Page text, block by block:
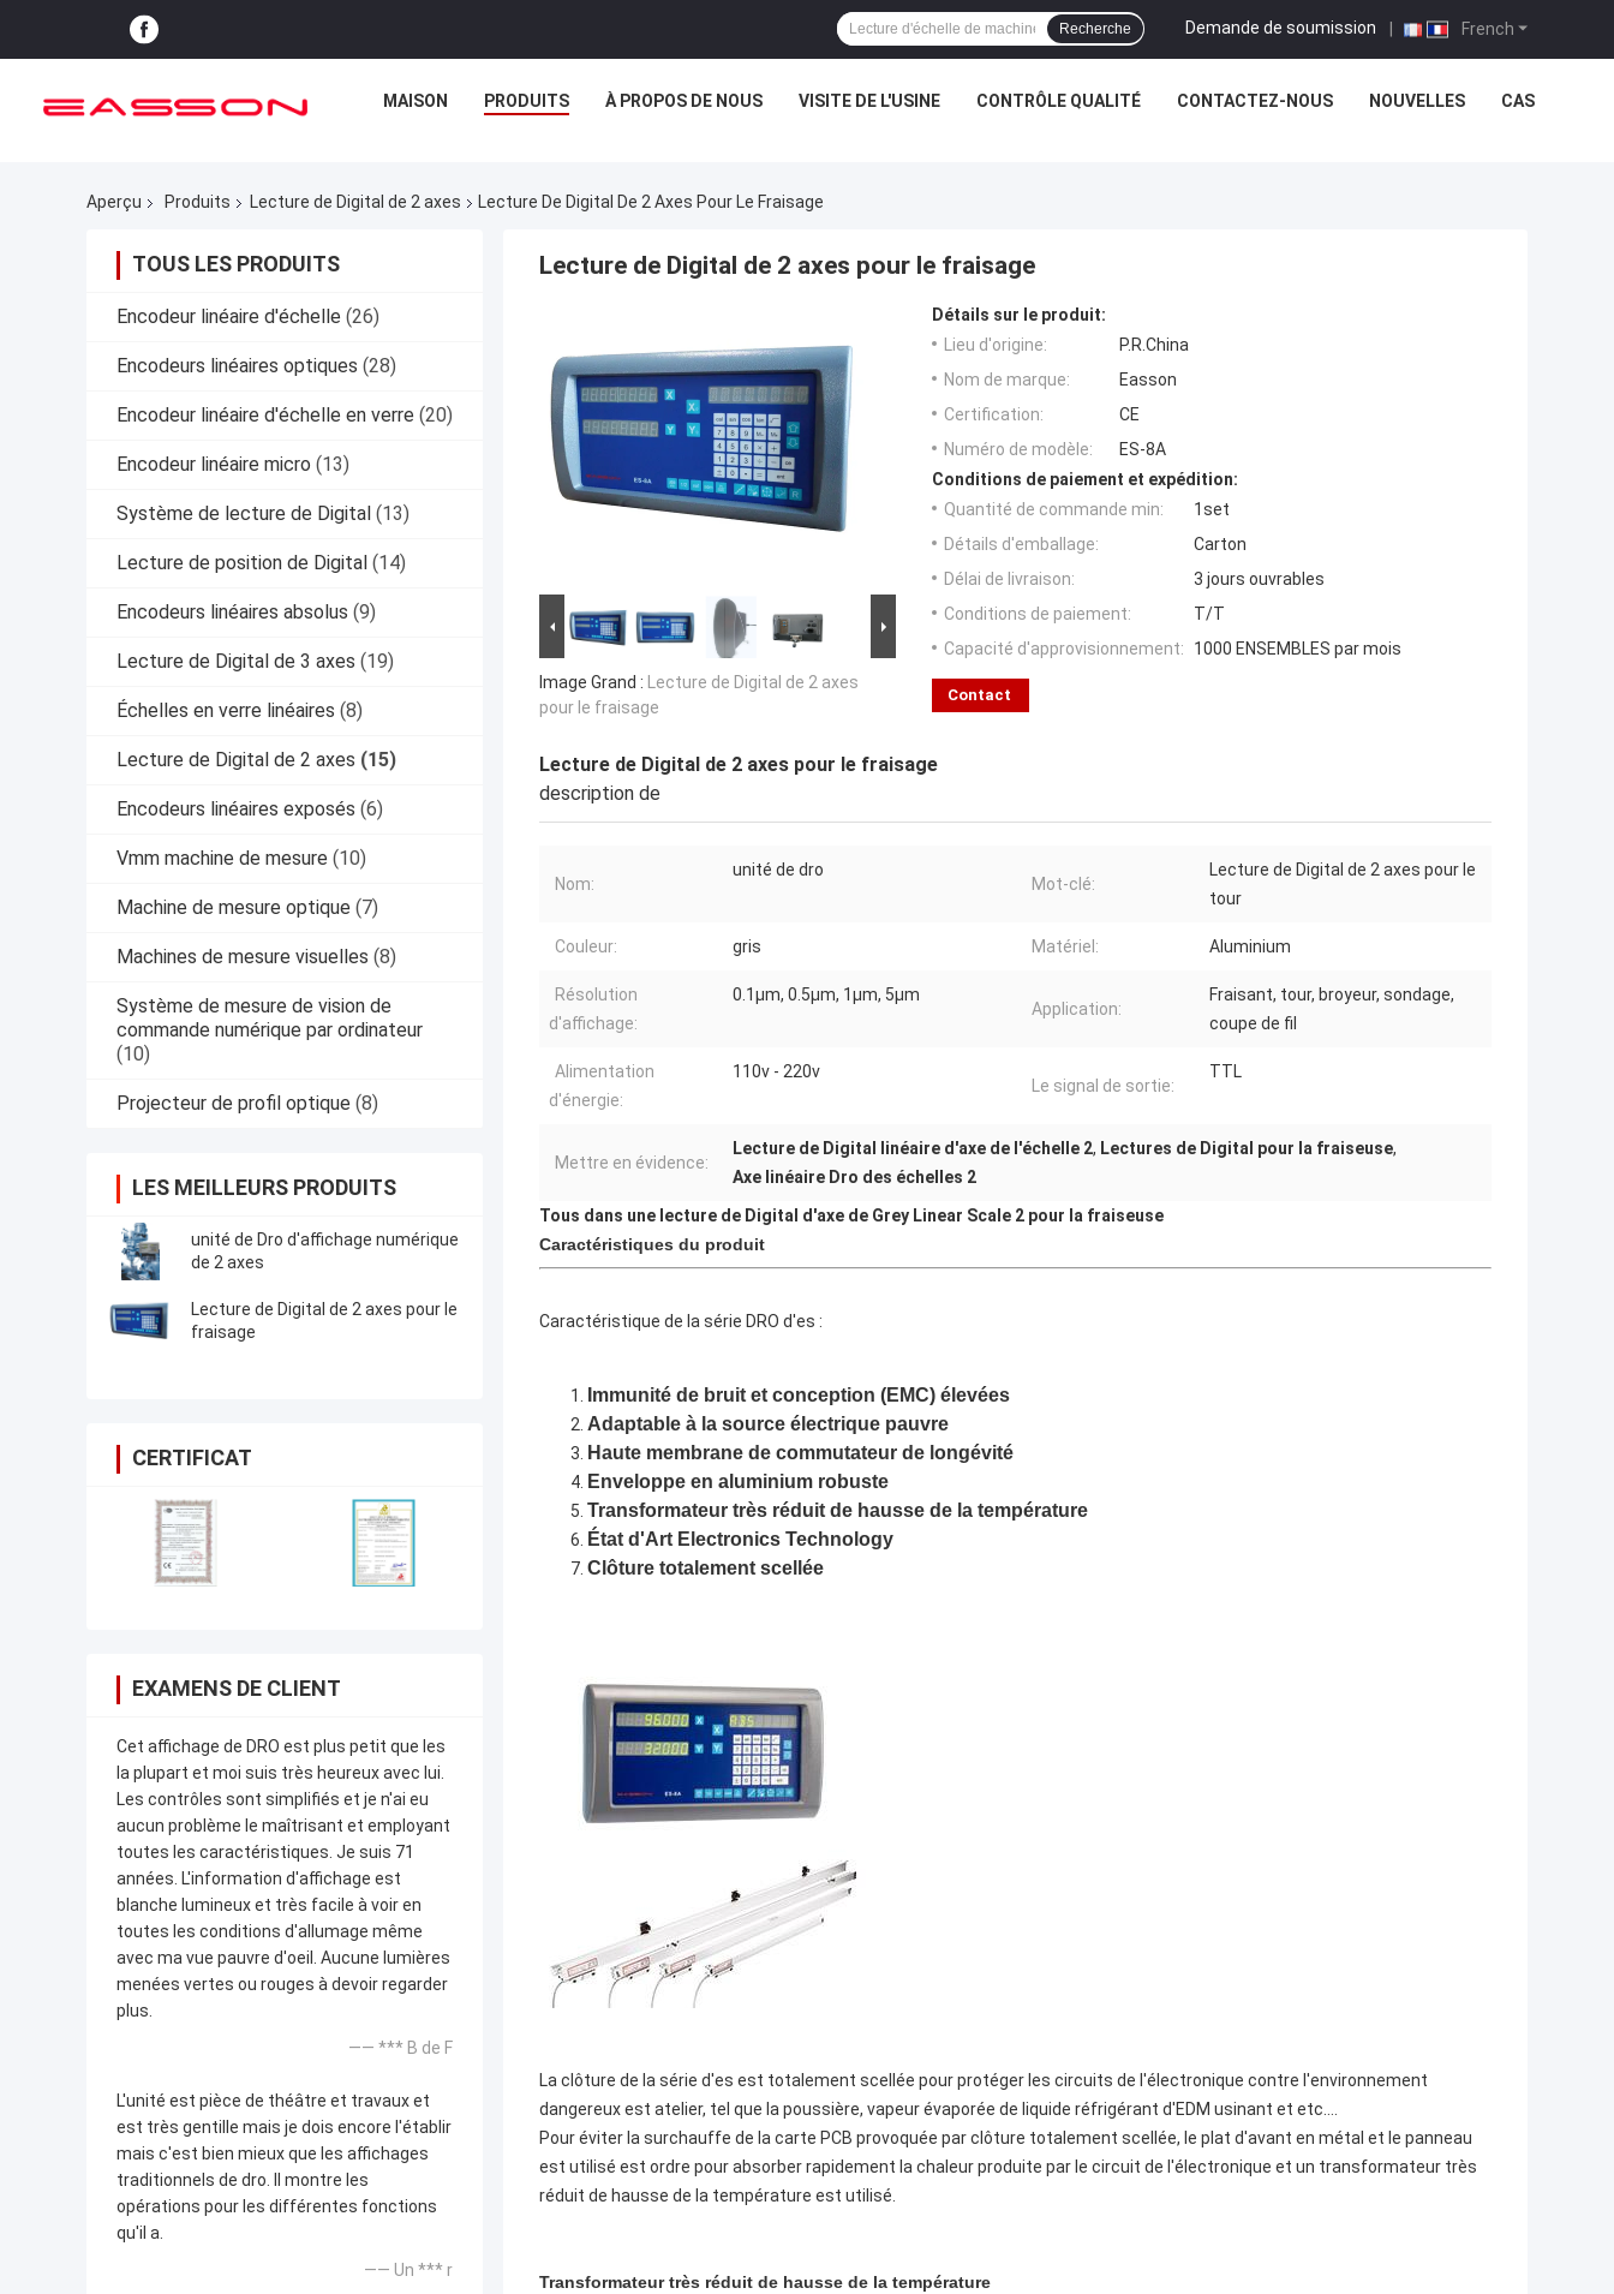
French
Demande de soumission |
Recherche
MAISON PRODUITS À PROPOS DE NOUS VISITE DE L'USINE CONTRÔLE QUALITÉ CONTACTEZ-NOUS NOUVELLES CAS
Aperçu Produits Lecture de Digital de 2 axes Lecture De Digital De 2 Axes Pour Le Fraisage
TOUS LES PRODUITS
Encodeur linéaire d'échelle (26)
Encodeurs linéaires optiques (28)
Encodeur linéaire d'échelle en verre (20)
Encodeur linéaire micro (13)
Système de lecture de Digital (13)
Lecture de position de Digital (14)
Encodeurs linéaires absolus (9)
Lecture de Digital de 3 axes (19)
Échelles en verre linéaires (8)
Lecture de Digital de 2 axes (15)
Encodeurs linéaires exposés (6)
Vmm machine de mesure (10)
Machine de mesure optique (7)
Machines de mesure visuelles (8)
Système de mesure de vision de
commande numérique par ordinateur
(10)
Projecteur de profil optique (8)
LES MEILLEURS PRODUITS
unité de Dro d'affichage numérique
de 2 axes
Lecture de Digital de 2 axes pour le
fraisage
CERTIFICAT
EXAMENS DE CLIENT
Cet affichage de DRO est plus petit que les
la plupart et moi suis très heureux avec lui.
Les contrôles sont simplifiés et je n'ai eu
aucun problème le maîtrisant et employant
toutes les caractéristiques. Je suis 71
années. L'information d'affichage est
blanche lumineux et très facile à voir en
toutes les conditions d'allumage même
avec ma vue pauvre d'oeil. Aucune lumières
menées vertes ou rouges à devoir regarder
plus.
—— *** B de F
L'unité est pièce de théâtre et travaux et
est très gentille mais je dois encore l'établir
mais c'est bien mieux que les affichages
traditionnels de dro. Il montre les
opérations pour les différentes fonctions
qu'il a.
—— Un *** r
Lecture de Digital de 2 axes pour le fraisage
Image Grand : Lecture de Digital de 2 axes
pour le fraisage
Détails sur le produit:
Lieu d'origine:
P.R.China
Nom de marque:
Easson
Certification:
CE
Numéro de modèle:
ES-8A
Conditions de paiement et expédition:
Quantité de commande min:
1set
Détails d'emballage:
Carton
Délai de livraison:
3 jours ouvrables
Conditions de paiement:
T/T
Capacité d'approvisionnement:
1000 ENSEMBLES par mois
Contact
Lecture de Digital de 2 axes pour le fraisage
description de
Nom:
unité de dro
Mot-clé:
Lecture de Digital de 2 axes pour le
tour
Couleur: gris Matériel: Aluminium
Résolution
d'affichage:
0.1µm, 0.5µm, 1µm, 5µm
Application:
Fraisant, tour, broyeur, sondage,
coupe de fil
Alimentation
d'énergie:
110v - 220v
Le signal de sortie:
TTL
Mettre en évidence:
Lecture de Digital linéaire d'axe de l'échelle 2, Lectures de Digital pour la fraiseuse,
Axe linéaire Dro des échelles 2
Tous dans une lecture de Digital d'axe de Grey Linear Scale 2 pour la fraiseuse
Caractéristiques du produit
Caractéristique de la série DRO d'es :
Immunité de bruit et conception (EMC) élevées
Adaptable à la source électrique pauvre
Haute membrane de commutateur de longévité
Enveloppe en aluminium robuste
Transformateur très réduit de hausse de la température
État d'Art Electronics Technology
Clôture totalement scellée
La clôture de la série d'es est totalement scellée pour protéger les circuits de l'électronique contre l'environnement
dangereux est atelier, tel que la poussière, vapeur évaporée de liquide réfrigérant d'EDM usinant et etc….
Pour éviter la surchauffe de la carte PCB provoquée par clôture totalement scellée, le plat d'avant en métal et le panneau
est utilisé est ordre pour absorber rapidement la chaleur produite par le circuit de l'électronique et un transformateur très
réduit de hausse de la température est utilisé.
Transformateur très réduit de hausse de la température